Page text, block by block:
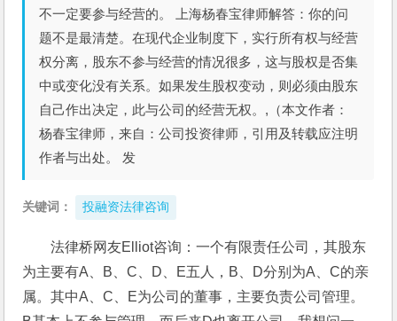
不一定要参与经营的。 上海杨春宝律师解答：你的问
题不是最清楚。在现代企业制度下，实行所有权与经营
权分离，股东不参与经营的情况很多，这与股权是否集
中或变化没有关系。如果发生股权变动，则必须由股东
自己作出决定，此与公司的经营无权。,（本文作者：
杨春宝律师，来自：公司投资律师，引用及转载应注明
作者与出处。 发
关键词： 投融资法律咨询
法律桥网友Elliot咨询：一个有限责任公司，其股东
为主要有A、B、C、D、E五人，B、D分别为A、C的亲
属。其中A、C、E为公司的董事，主要负责公司管理。